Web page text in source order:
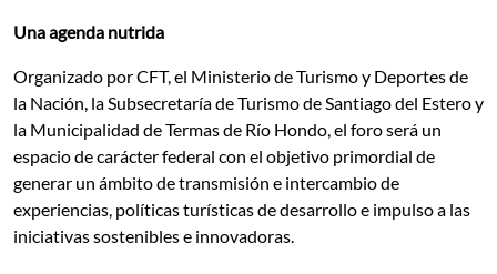
Una agenda nutrida
Organizado por CFT, el Ministerio de Turismo y Deportes de
la Nación, la Subsecretaría de Turismo de Santiago del Estero y
la Municipalidad de Termas de Río Hondo, el foro será un
espacio de carácter federal con el objetivo primordial de
generar un ámbito de transmisión e intercambio de
experiencias, políticas turísticas de desarrollo e impulso a las
iniciativas sostenibles e innovadoras.